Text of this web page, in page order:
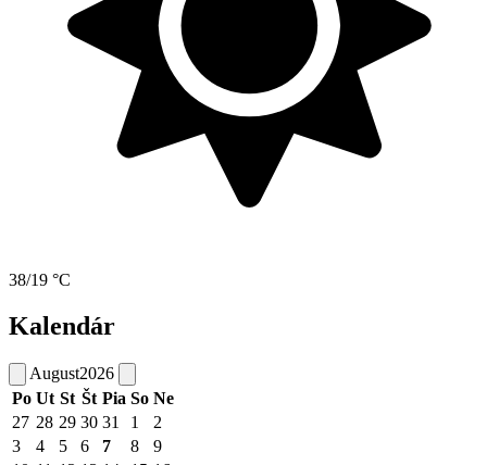
38/19 °C
Kalendár
August2026
Po Ut St Št Pia So Ne
27 28 29 30 31 1
2
3
4 5 6 7 8
9